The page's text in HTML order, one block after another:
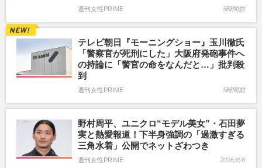
週刊女性PRIME 5時間前
テレビ朝日『モーニングショー』玉川徹氏
「警察官が死刑にした」大阪府発砲事件へ
の持論に「警官の命をなんだと…」批判殺
到
週刊女性PRIME 5時間前
野村周平、ユニクロ“モデル美女”・石田夢
実と熱愛報道！下半身強調の「過激すぎる
三角水着」公開でネットざわつき
週刊女性PRIME 2026/8/6